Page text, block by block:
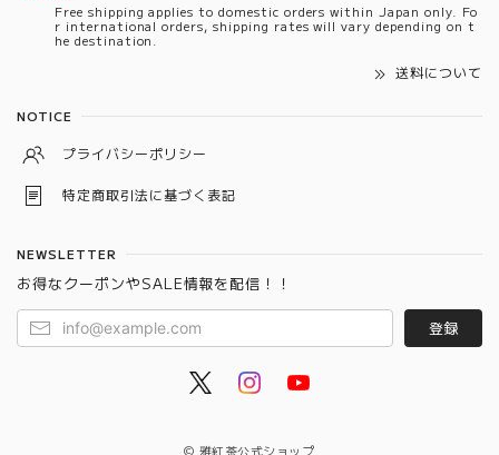
Free shipping applies to domestic orders within Japan only. Fo
r international orders, shipping rates will vary depending on t
he destination.
送料について
NOTICE
プライバシーポリシー
特定商取引法に基づく表記
NEWSLETTER
お得なクーポンやSALE情報を配信！！
登録
© 雅紅茶公式ショップ